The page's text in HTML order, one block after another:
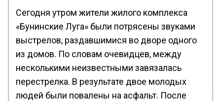
Сегодня утром жители жилого комплекса
«Бунинские Луга» были потрясены звуками
выстрелов, раздавшимися во дворе одного
из домов. По словам очевидцев, между
несколькими неизвестными завязалась
перестрелка. В результате двое молодых
людей были повалены на асфальт. После